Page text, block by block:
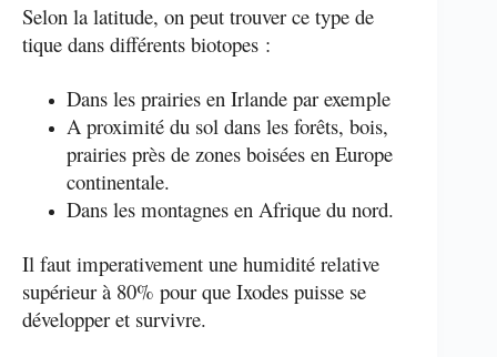
Selon la latitude, on peut trouver ce type de
tique dans différents biotopes :
Dans les prairies en Irlande par exemple
A proximité du sol dans les forêts, bois,
prairies près de zones boisées en Europe
continentale.
Dans les montagnes en Afrique du nord.
Il faut imperativement une humidité relative
supérieur à 80% pour que Ixodes puisse se
développer et survivre.